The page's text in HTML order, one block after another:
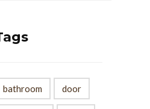
bathroom door